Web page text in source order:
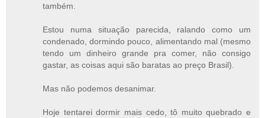
também.
Estou numa situação parecida, ralando como um
condenado, dormindo pouco, alimentando mal (mesmo
tendo um dinheiro grande pra comer, não consigo
gastar, as coisas aqui são baratas ao preço Brasil).
Mas não podemos desanimar.
Hoje tentarei dormir mais cedo, tô muito quebrado e